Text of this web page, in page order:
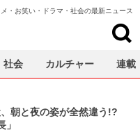
・お笑い・ドラマ・社会の最新ニュース
朝と夜の姿が全然違う!?
」
社会 カルチャー 連載